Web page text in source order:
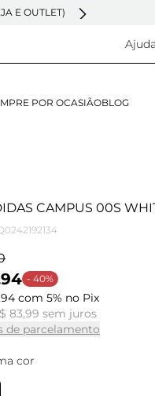
E OUTLET)
Ajuda
POR OCASIÃOBLOG
CAMPUS 00S
- 40%
com 5% no Pix
83,99 sem juros
de parcelamento
cor